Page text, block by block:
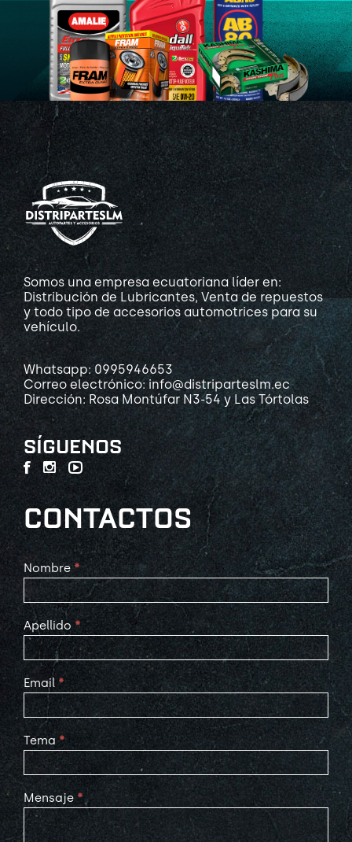
Somos una empresa ecuatoriana líder en:
Distribución de Lubricantes, Venta de repuestos
y todo tipo de accesorios automotrices para su
vehículo.
Whatsapp: 0995946653
Correo electrónico: info@distriparteslm.ec
Dirección: Rosa Montúfar N3-54 y Las Tórtolas
SÍGUENOS
CONTACTOS
Contact
Us
Nombre *
Apellido *
Email *
Tema *
Mensaje *